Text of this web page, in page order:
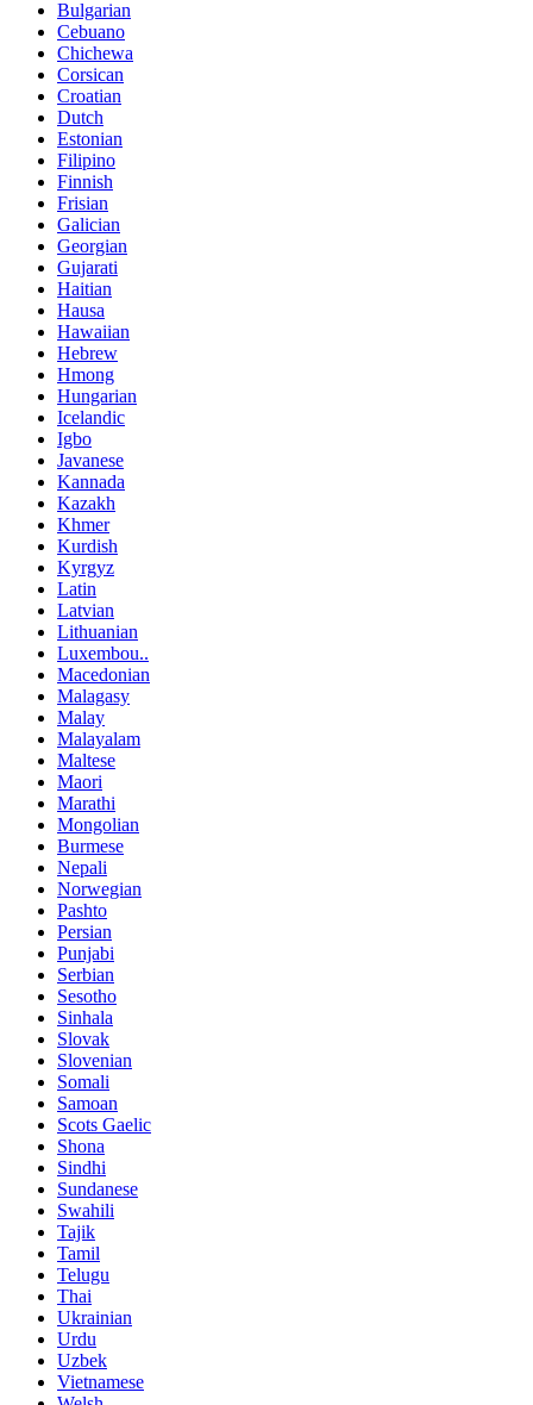
Bulgarian
Cebuano
Chichewa
Corsican
Croatian
Dutch
Estonian
Filipino
Finnish
Frisian
Galician
Georgian
Gujarati
Haitian
Hausa
Hawaiian
Hebrew
Hmong
Hungarian
Icelandic
Igbo
Javanese
Kannada
Kazakh
Khmer
Kurdish
Kyrgyz
Latin
Latvian
Lithuanian
Luxembou..
Macedonian
Malagasy
Malay
Malayalam
Maltese
Maori
Marathi
Mongolian
Burmese
Nepali
Norwegian
Pashto
Persian
Punjabi
Serbian
Sesotho
Sinhala
Slovak
Slovenian
Somali
Samoan
Scots Gaelic
Shona
Sindhi
Sundanese
Swahili
Tajik
Tamil
Telugu
Thai
Ukrainian
Urdu
Uzbek
Vietnamese